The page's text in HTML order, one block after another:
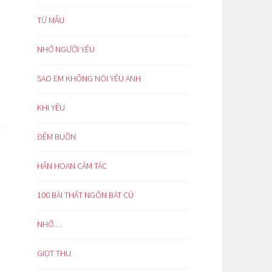
TỪ MẪU
NHỚ NGƯỜI YÊU
SAO EM KHÔNG NÓI YÊU ANH
KHI YÊU
ĐÊM BUỒN
HÂN HOAN CẢM TÁC
100 BÀI THẤT NGÔN BÁT CÚ
NHỚ…
GIỌT THU